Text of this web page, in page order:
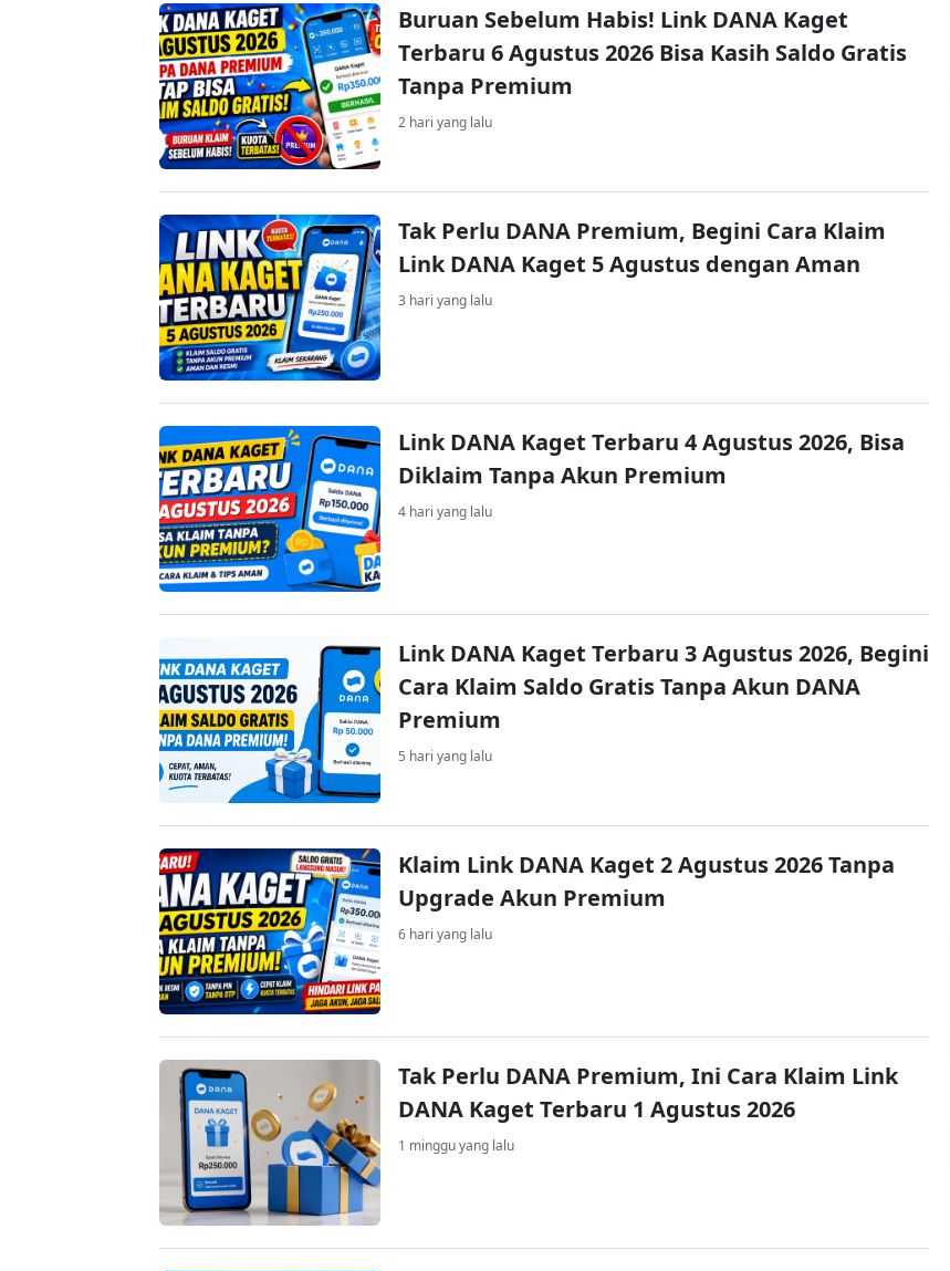
Buruan Sebelum Habis! Link DANA Kaget
Terbaru 6 Agustus 2026 Bisa Kasih Saldo Gratis
Tanpa Premium
2 hari yang lalu
Tak Perlu DANA Premium, Begini Cara Klaim
Link DANA Kaget 5 Agustus dengan Aman
3 hari yang lalu
Link DANA Kaget Terbaru 4 Agustus 2026, Bisa
Diklaim Tanpa Akun Premium
4 hari yang lalu
Link DANA Kaget Terbaru 3 Agustus 2026, Begini
Cara Klaim Saldo Gratis Tanpa Akun DANA
Premium
5 hari yang lalu
Klaim Link DANA Kaget 2 Agustus 2026 Tanpa
Upgrade Akun Premium
6 hari yang lalu
Tak Perlu DANA Premium, Ini Cara Klaim Link
DANA Kaget Terbaru 1 Agustus 2026
1 minggu yang lalu